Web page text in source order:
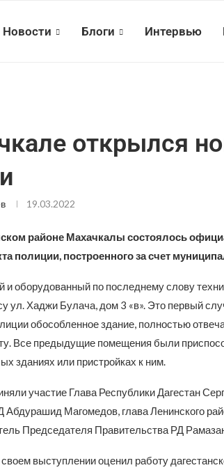
Новости Блоги Интервью
открылся
19.03.2022
районе Махачкалы состоялось
полиции, построенного за счет
оборудованный по последнему слову
ул. Хаджи Булача, дом 3 «в». Это первый
обособленное здание, полностью
Все предыдущие помещения были
зданиях или пристройках к ним.
участие Глава Республики Дагестан
Абдурашид Магомедов, глава Ленинского
Председателя Правительства РД
выступлении оценил работу